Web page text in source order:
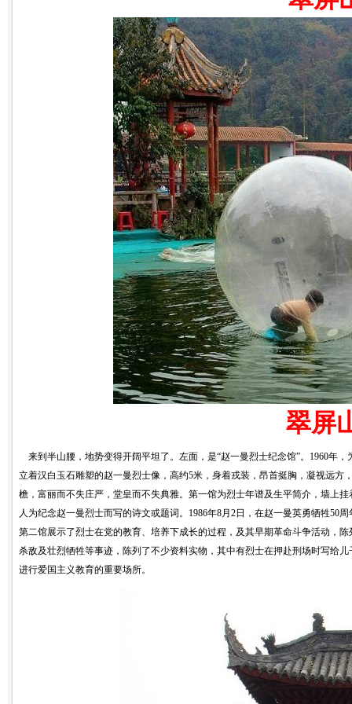
翠屏
来到半山腰，地势变得开阔平坦了。左面，是“赵一曼烈士纪念馆”。1960年
立着汉白玉石雕塑的赵一曼烈士像，高约5米，身着戎装，昂首挺胸，凝视远
檐，富丽而不失庄严，堂皇而不失典雅。第一馆为烈士年谱及生平简介，墙上
人为纪念赵一曼烈士而写的诗文或题词。1986年8月2日，在赵一曼英勇牺牲50
第二馆展示了烈士在党的教育、培养下成长的过程，及其早期革命斗争活动，
杀敌及壮烈牺牲等事迹，陈列了不少资料实物，其中有烈士在押赴刑场时写给
进行爱国主义教育的重要场所。